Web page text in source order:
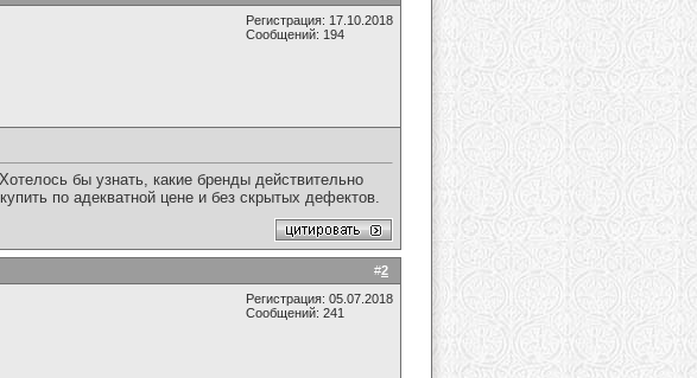
Регистрация: 17.10.2018
Сообщений: 194
бы узнать, какие бренды действительно
по адекватной цене и без скрытых дефектов.
#2
Регистрация: 05.07.2018
Сообщений: 241